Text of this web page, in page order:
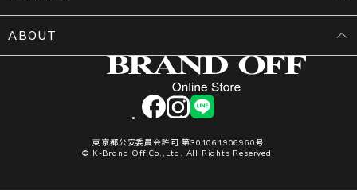
facebookinstagram
LINE
東京都公安委員会許可 第301061906960号
© K-Brand Off Co.,Ltd. All Rights Reserved.
ABOUT